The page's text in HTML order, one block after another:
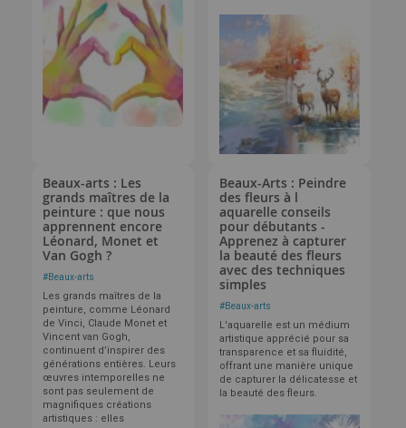
Beaux-arts : Les
grands maîtres de la
peinture : que nous
apprennent encore
Léonard, Monet et
Van Gogh ?
#Beaux-arts
Les grands maîtres de la
peinture, comme Léonard
de Vinci, Claude Monet et
Vincent van Gogh,
continuent d’inspirer des
générations entières. Leurs
œuvres intemporelles ne
sont pas seulement de
magnifiques créations
artistiques : elles
Beaux-Arts : Peindre
des fleurs à l
aquarelle conseils
pour débutants -
Apprenez à capturer
la beauté des fleurs
avec des techniques
simples
#Beaux-arts
L'aquarelle est un médium
artistique apprécié pour sa
transparence et sa fluidité,
offrant une manière unique
de capturer la délicatesse et
la beauté des fleurs.